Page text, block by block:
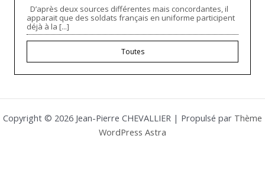
D’après deux sources différentes mais concordantes, il
apparait que des soldats français en uniforme participent
déjà à la [...]
Toutes
Copyright © 2026 Jean-Pierre CHEVALLIER | Propulsé par Thème
WordPress Astra